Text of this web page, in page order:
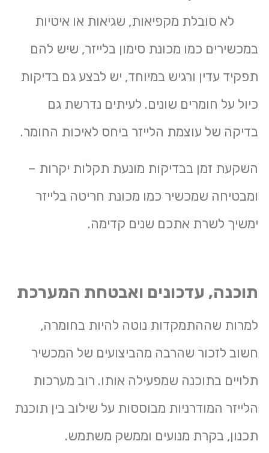
לא סובלת מקפיאות, שגיאות או איטיות
במכשירים כמו מכונת סימון בלייזר, שיש להם
תפקיד עדין ורגיש במיוחד, יש לבצע גם בדיקות
כיול על חומרים שונים. לעיתים נדרשת גם
בדיקה של עוצמת הלייזר ביחס לאיכות החומר.
השקעת זמן בבדיקות מונעת תקלות יקרות –
ומבטיחה שמכשיר כמו מכונת חריטה בלייזר
ימשיך לשרת אתכם שנים קדימה.
תוכנה, עדכונים ואבטחת המערכת
למרות שההתמקדות נוטה להיות בחומרה,
חשוב לזכור שהרבה מהביצועים של המכשיר
תלויים בתוכנה שמפעילה אותו. רוב מערכות
הלייזר המודרניות מבוססות על שילוב בין תוכנת
תכנון, בקרת מנועים וממשק משתמש.